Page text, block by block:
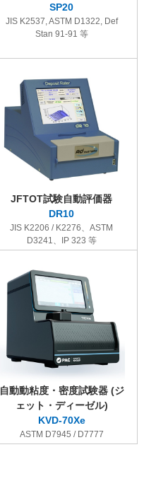
SP20
JIS K2537, ASTM D1322, Def
Stan 91-91 等
JFTOT試験自動評価器
DR10
JIS K2206 / K2276、ASTM
D3241、IP 323 等
自動動粘度・密度試験器 (ジ
ェット・ディーゼル)
KVD-70Xe
ASTM D7945 / D7777